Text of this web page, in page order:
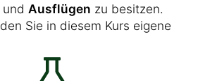
und Ausflügen zu besitzen.
Sie in diesem Kurs eigene